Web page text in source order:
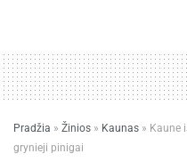
Pradžia » Žinios » Kaunas » Kaune
grynieji pinigai